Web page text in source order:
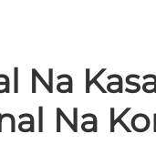
Na
Na